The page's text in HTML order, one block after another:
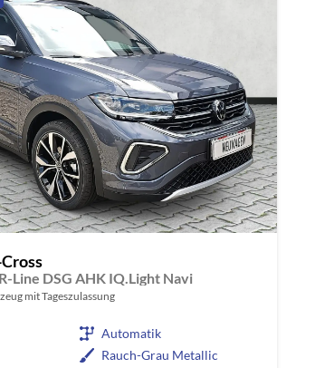
Line DSG AHK IQ.Light Navi
mit Tageszulassung
Automatik
Rauch-Grau Metallic